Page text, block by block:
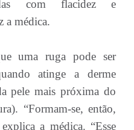
com flacidez e
a médica.
uma ruga pode ser
atinge a derme
pele mais próxima do
“Formam-se, então,
a médica. “Esse